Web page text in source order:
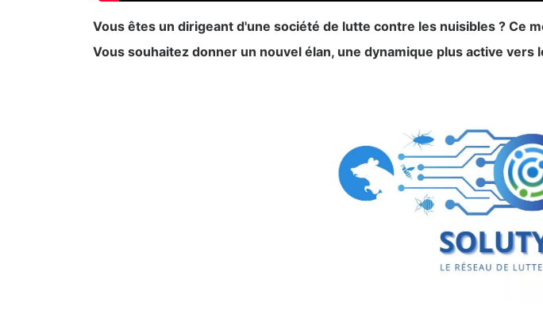
Vous êtes un dirigeant d'une société de lutte contre les nuisibles ? Ce
Vous souhaitez donner un nouvel élan, une dynamique plus active